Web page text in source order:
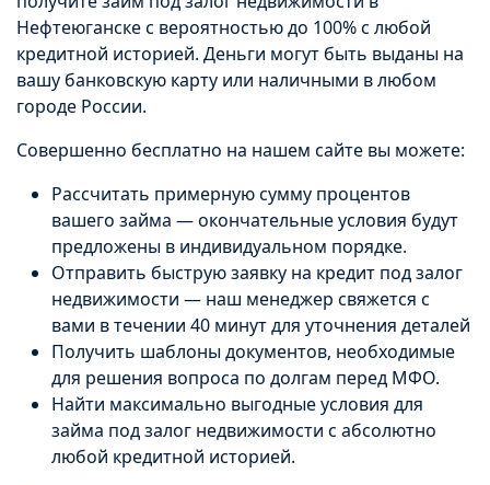
Нефтеюганске с вероятностью до 100% с любой
кредитной историей. Деньги могут быть выданы на
вашу банковскую карту или наличными в любом
городе России.
Совершенно бесплатно на нашем сайте вы можете:
Рассчитать примерную сумму процентов
вашего займа — окончательные условия будут
предложены в индивидуальном порядке.
Отправить быструю заявку на кредит под залог
недвижимости — наш менеджер свяжется с
вами в течении 40 минут для уточнения деталей
Получить шаблоны документов, необходимые
для решения вопроса по долгам перед МФО.
Найти максимально выгодные условия для
займа под залог недвижимости с абсолютно
любой кредитной историей.